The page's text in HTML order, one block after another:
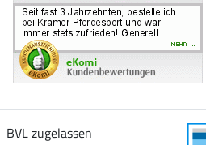
BVL zugelassen